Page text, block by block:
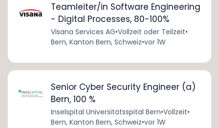
Teamleiter/in Software Engineering
- Digital Processes, 80-100%
Visana Services AG•Vollzeit oder Teilzeit•
Bern, Kanton Bern, Schweiz•vor 1W
Senior Cyber Security Engineer (a)
Bern, 100 %
Inselspital Universitätsspital Bern•Vollzeit•
Bern, Kanton Bern, Schweiz•vor 1W